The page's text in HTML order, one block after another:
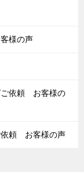
様の声
ご依頼 お客様の
依頼 お客様の声